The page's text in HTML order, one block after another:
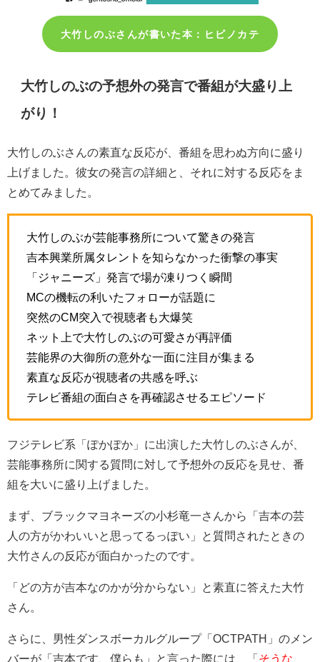
大竹しのぶさんが書いた本：ヒビノカテ
大竹しのぶの予想外の発言で番組が大盛り上
がり！
大竹しのぶさんの素直な反応が、番組を思わぬ方向に盛り
上げました。彼女の発言の詳細と、それに対する反応をま
とめてみました。
大竹しのぶが芸能事務所について驚きの発言
吉本興業所属タレントを知らなかった衝撃の事実
「ジャニーズ」発言で場が凍りつく瞬間
MCの機転の利いたフォローが話題に
突然のCM突入で視聴者も大爆笑
ネット上で大竹しのぶの可愛さが再評価
芸能界の大御所の意外な一面に注目が集まる
素直な反応が視聴者の共感を呼ぶ
テレビ番組の面白さを再確認させるエピソード
フジテレビ系「ぽかぽか」に出演した大竹しのぶさんが、
芸能事務所に関する質問に対して予想外の反応を見せ、番
組を大いに盛り上げました。
まず、ブラックマヨネーズの小杉竜一さんから「吉本の芸
人の方がかわいいと思ってるっぽい」と質問されたときの
大竹さんの反応が面白かったのです。
「どの方が吉本なのかが分からない」と素直に答えた大竹
さん。
さらに、男性ダンスボーカルグループ「OCTPATH」のメン
バーが「吉本です、僕らも」と言った際には、「 そうな